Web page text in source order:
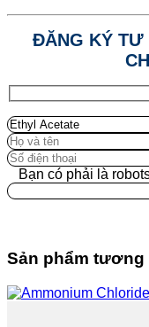
ĐĂNG KÝ TƯ
Bạn có phải là
Sản phẩm tương